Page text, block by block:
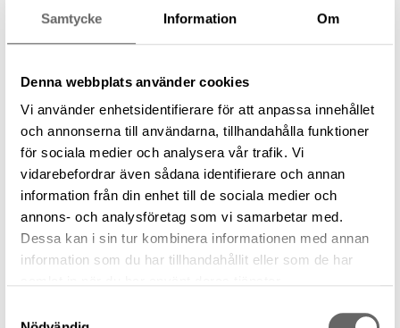
Samtycke Information Om
Denna webbplats använder cookies
Vi använder enhetsidentifierare för att anpassa innehållet
och annonserna till användarna, tillhandahålla funktioner
för sociala medier och analysera vår trafik. Vi
vidarebefordrar även sådana identifierare och annan
information från din enhet till de sociala medier och
annons- och analysföretag som vi samarbetar med.
Dessa kan i sin tur kombinera informationen med annan
information som du har tillhandahållit eller som de har
Matstilleben. Oljemålning på duk.
Föremålsbenämning
Tillverkare
Aertsen, Pieter (Tillverkare), Snyders,
Datering